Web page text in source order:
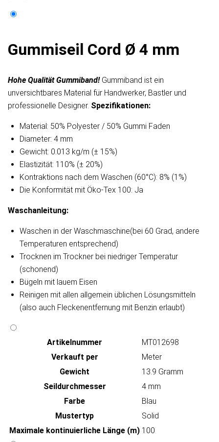
Gummiseil Cord Ø 4 mm
Hohe Qualität Gummiband! Gummiband ist ein
unversichtbares Material für Handwerker, Bastler und
professionelle Designer. Spezifikationen:
Material: 50% Polyester / 50% Gummi Faden
Diameter: 4 mm
Gewicht: 0.013 kg/m (± 15%)
Elastizität: 110% (± 20%)
Kontraktions nach dem Waschen (60°C): 8% (1%)
Die Konformität mit Öko-Tex 100: Ja
Waschanleitung​:
Waschen in der Waschmaschine(bei 60 Grad, andere
Temperaturen entsprechend)
Trocknen im Trockner bei niedriger Temperatur
(schonend)
Bügeln mit lauem Eisen
Reinigen mit allen allgemein üblichen Lösungsmitteln
(also auch Fleckenentfernung mit Benzin erlaubt)
Artikeln‌ummer
MT012698
Verkauft per
Meter
Gewicht
13.9 Gramm
Seildurchmesser
4 mm
Farbe
Blau
Mustertyp
Solid
Maximale kontinuierliche Länge (m) 100